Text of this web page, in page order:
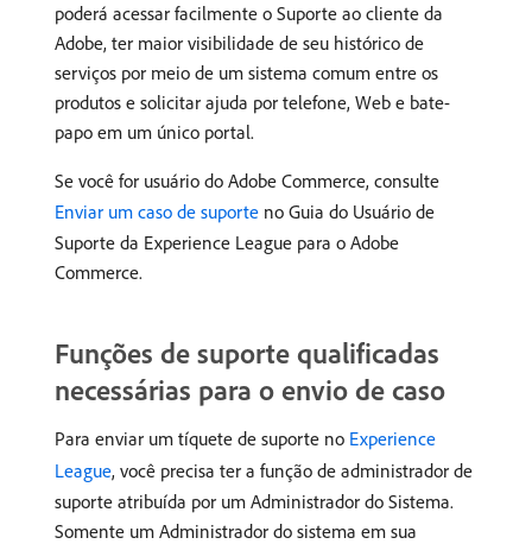
poderá acessar facilmente o Suporte ao cliente da
Adobe, ter maior visibilidade de seu histórico de
serviços por meio de um sistema comum entre os
produtos e solicitar ajuda por telefone, Web e bate-
papo em um único portal.
Se você for usuário do Adobe Commerce, consulte
Enviar um caso de suporte no Guia do Usuário de
Suporte da Experience League para o Adobe
Commerce.
Funções de suporte qualificadas
necessárias para o envio de caso
Para enviar um tíquete de suporte no Experience
League, você precisa ter a função de administrador de
suporte atribuída por um Administrador do Sistema.
Somente um Administrador do sistema em sua